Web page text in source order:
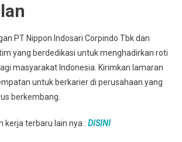
PT Nippon Indosari Corpindo Tbk dan
yang berdedikasi untuk menghadirkan roti
masyarakat Indonesia. Kirimkan lamaran
untuk berkarier di perusahaan yang
berkembang.
kerja terbaru lain nya : DISINI